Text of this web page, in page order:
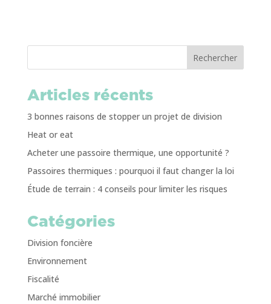
Rechercher
Articles récents
3 bonnes raisons de stopper un projet de division
Heat or eat
Acheter une passoire thermique, une opportunité ?
Passoires thermiques : pourquoi il faut changer la loi
Étude de terrain : 4 conseils pour limiter les risques
Catégories
Division foncière
Environnement
Fiscalité
Marché immobilier